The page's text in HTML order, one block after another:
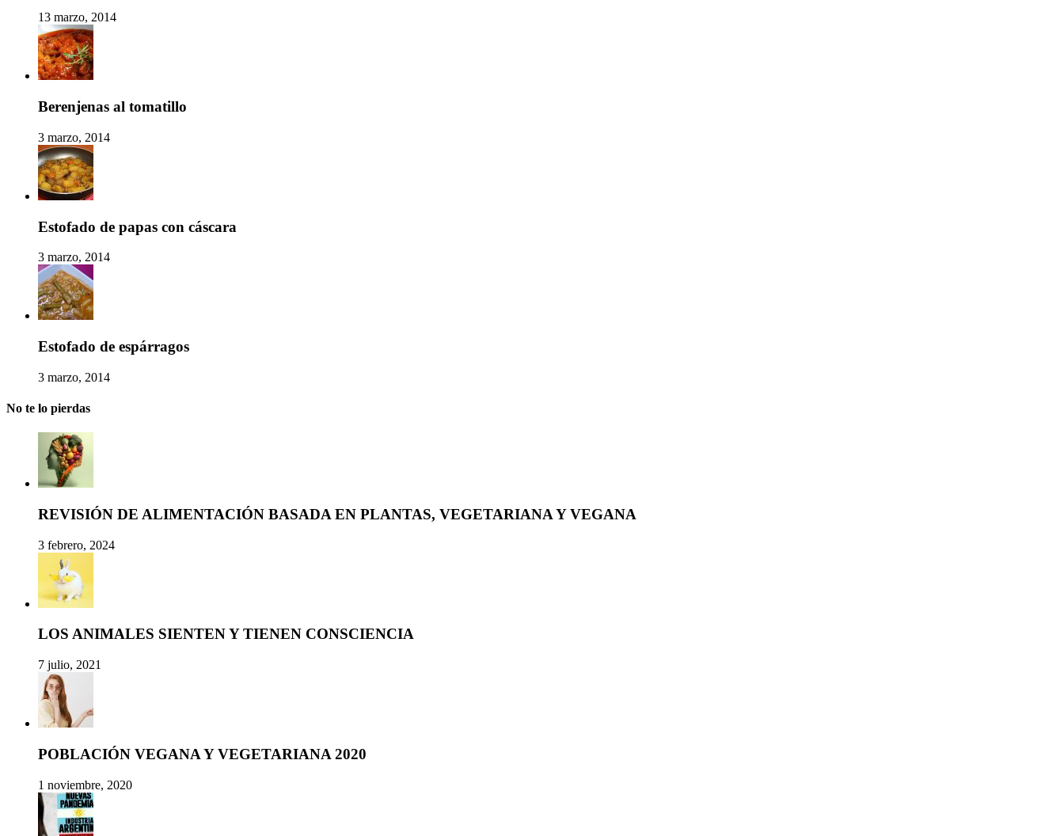
13 marzo, 2014
Berenjenas al tomatillo
3 marzo, 2014
Estofado de papas con cáscara
3 marzo, 2014
Estofado de espárragos
3 marzo, 2014
No te lo pierdas
REVISIÓN DE ALIMENTACIÓN BASADA EN PLANTAS, VEGETARIANA Y VEGANA
3 febrero, 2024
LOS ANIMALES SIENTEN Y TIENEN CONSCIENCIA
7 julio, 2021
POBLACIÓN VEGANA Y VEGETARIANA 2020
1 noviembre, 2020